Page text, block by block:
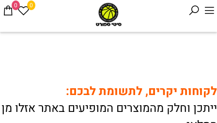
0 0
לקוחות יקרים, לתשומת לבכם:
ייתכן וחלק מהמוצרים המופיעים באתר אזלו מן